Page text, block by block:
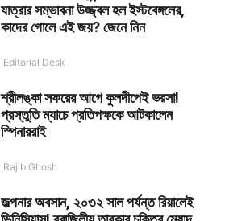
যাত্রার সম্ভাবনা উজ্জ্বল হল ইস্টবেঙ্গলের,
কাদের গোলে এই জয়? জেনে নিন
Editorial Desk
শ্রীলঙ্কা সফরের আগে কুলদীপেই ভরসা!
প্রস্তুতি ম্যাচে প্রতিপক্ষকে আটকালেন
স্পিনাররাই
Rajib Ghosh
জল্পনার অবসান, ২০৩২ সাল পর্যন্ত রিয়ালেই